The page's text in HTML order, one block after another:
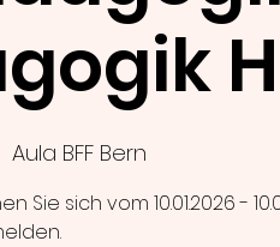
Aula BFF Bern
sich vom 10.01.2026 -